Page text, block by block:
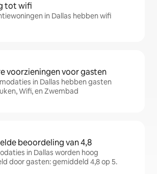
tot wifi
in Dallas hebben wifi
voorzieningen voor gasten
in Dallas hebben gasten
Wifi, en Zwembad
beoordeling van 4,8
in Dallas worden hoog
door gasten: gemiddeld 4,8 op 5.